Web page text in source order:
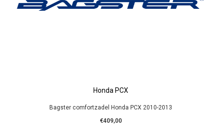
Honda PCX
Bagster comfortzadel Honda PCX 2010-2013
€409,00